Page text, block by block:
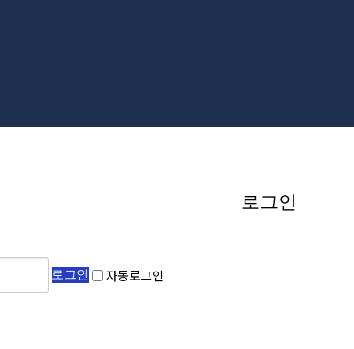
로그인
자동로그인